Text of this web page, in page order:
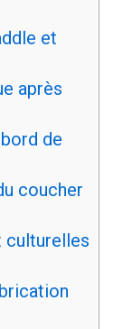
et
après
de
coucher
culturelles